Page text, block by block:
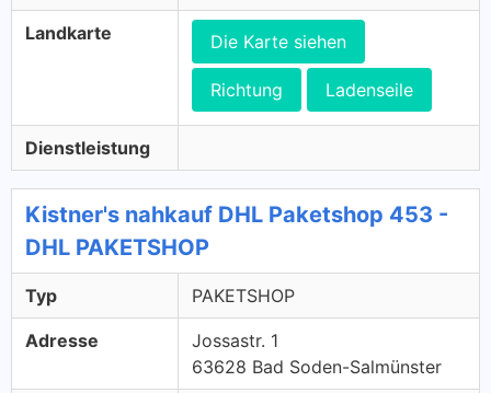
Landkarte Die Karte siehen
Richtung Ladenseile
Dienstleistung
Kistner's nahkauf DHL Paketshop 453 -
DHL PAKETSHOP
Typ PAKETSHOP
Adresse
Jossastr. 1
63628 Bad Soden-Salmünster